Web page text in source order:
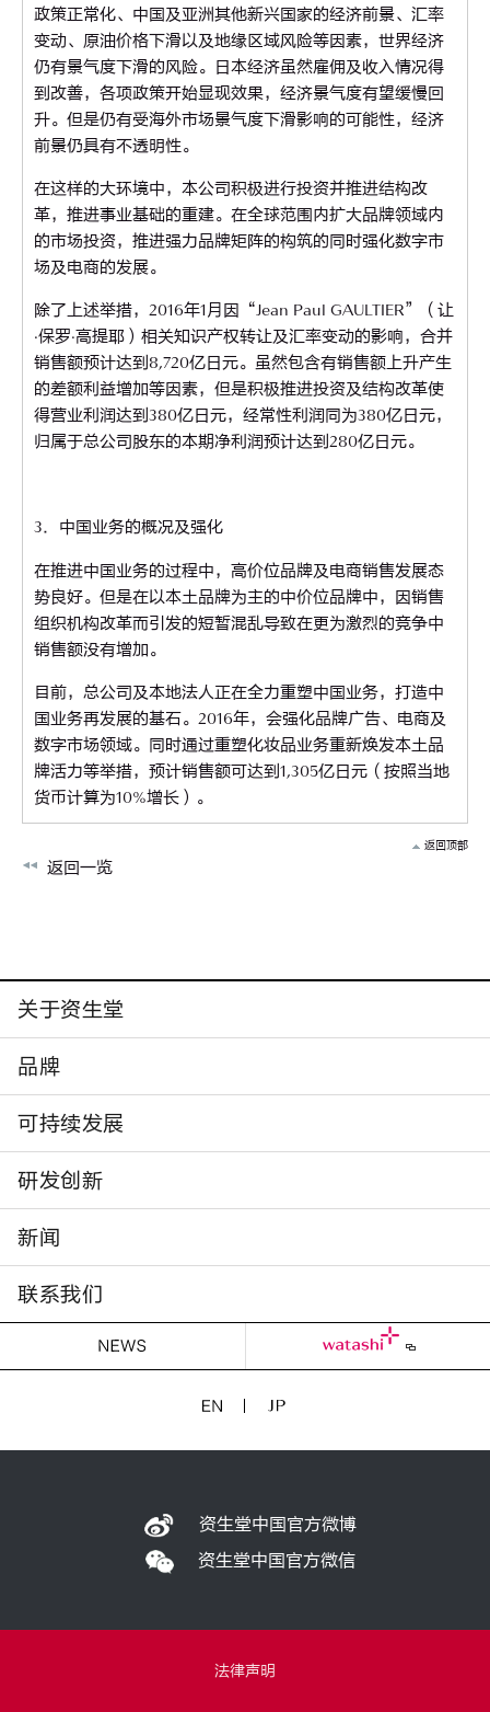
政策正常化、中国及亚洲其他新兴国家的经济前景、汇率
变动、原油价格下滑以及地缘区域风险等因素，世界经济
仍有景气度下滑的风险。日本经济虽然雇佣及收入情况得
到改善，各项政策开始显现效果，经济景气度有望缓慢回
升。但是仍有受海外市场景气度下滑影响的可能性，经济
前景仍具有不透明性。
在这样的大环境中，本公司积极进行投资并推进结构改
革，推进事业基础的重建。在全球范围内扩大品牌领域内
的市场投资，推进强力品牌矩阵的构筑的同时强化数字市
场及电商的发展。
除了上述举措，2016年1月因“Jean Paul GAULTIER”（让
·保罗·高提耶）相关知识产权转让及汇率变动的影响，合并
销售额预计达到8,720亿日元。虽然包含有销售额上升产生
的差额利益增加等因素，但是积极推进投资及结构改革使
得营业利润达到380亿日元，经常性利润同为380亿日元，
归属于总公司股东的本期净利润预计达到280亿日元。
3．中国业务的概况及强化
在推进中国业务的过程中，高价位品牌及电商销售发展态
势良好。但是在以本土品牌为主的中价位品牌中，因销售
组织机构改革而引发的短暂混乱导致在更为激烈的竞争中
销售额没有增加。
目前，总公司及本地法人正在全力重塑中国业务，打造中
国业务再发展的基石。2016年，会强化品牌广告、电商及
数字市场领域。同时通过重塑化妆品业务重新焕发本土品
牌活力等举措，预计销售额可达到1,305亿日元（按照当地
货币计算为10%增长）。
返回顶部
返回一览
关于资生堂
品牌
可持续发展
研发创新
新闻
联系我们
资生堂中国官方微博
资生堂中国官方微信
法律声明